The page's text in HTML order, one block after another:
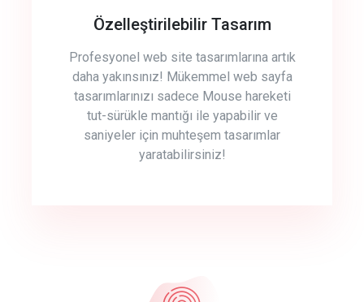
Özelleştirilebilir Tasarım
Profesyonel web site tasarımlarına artık
daha yakınsınız! Mükemmel web sayfa
tasarımlarınızı sadece Mouse hareketi
tut-sürükle mantığı ile yapabilir ve
saniyeler için muhteşem tasarımlar
yaratabilirsiniz!